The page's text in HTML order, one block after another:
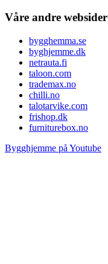
Våre andre websider
bygghemma.se
byghjemme.dk
netrauta.fi
taloon.com
trademax.no
chilli.no
talotarvike.com
frishop.dk
furniturebox.no
Bygghjemme på Youtube